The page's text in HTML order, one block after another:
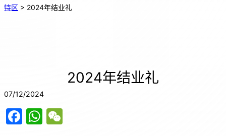
特区 > 2024年结业礼
2024年结业礼
07/12/2024
F
W